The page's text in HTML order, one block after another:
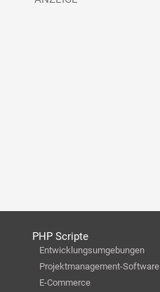
PHP Scripte
Entwicklungsumgebungen
Projektmanagement-Software
E-Commerce